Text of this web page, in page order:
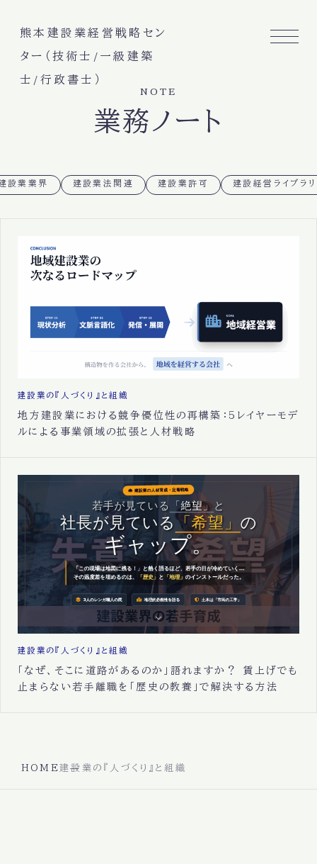
熊本建設業経営戦略セン
ター（技術士/一級建築
士/行政書士）
NOTE
業務ノート
設業業界 建設業法関連 建設業許可 建設経営ライブラリ
建設業の『人づくり』と組織
地方建設業における競争優位性の再構築：5レイヤーモデ
ルによる事業領域の拡張と人材戦略
建設業の『人づくり』と組織
「なぜ、そこに道路があるのか」語れますか？ 賃上げでも
止まらない若手離職を「歴史の教養」で解決する方法
HOME建設業の『人づくり』と組織